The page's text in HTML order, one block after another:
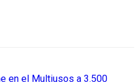
en el Multiusos a 3.500